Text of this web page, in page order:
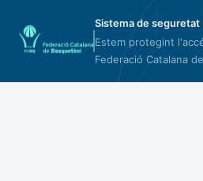
Sistema de seguretat
Estem protegint
Federació Catalana